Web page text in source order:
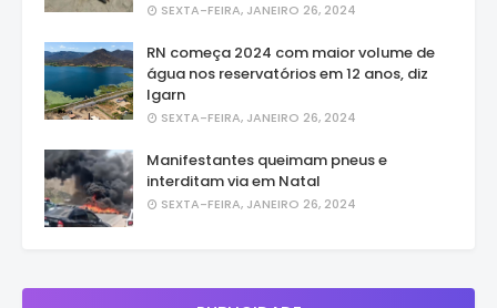
SEXTA-FEIRA, JANEIRO 26, 2024
RN começa 2024 com maior volume de
água nos reservatórios em 12 anos, diz
Igarn
SEXTA-FEIRA, JANEIRO 26, 2024
Manifestantes queimam pneus e
interditam via em Natal
SEXTA-FEIRA, JANEIRO 26, 2024